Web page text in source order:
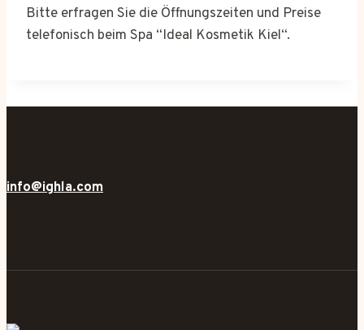
Bitte erfragen Sie die Öffnungszeiten und Preise
telefonisch beim Spa “Ideal Kosmetik Kiel“.
info@ighla.com